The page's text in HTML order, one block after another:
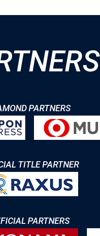
PARTNERS
TITLE PARTNER
PARTNERS